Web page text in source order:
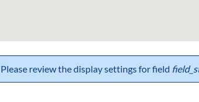
Statusbericht
Please review the display settings for field